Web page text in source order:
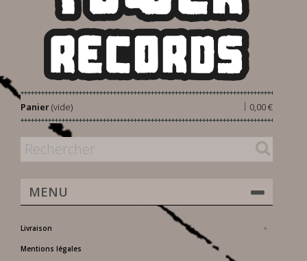
Panier 0,00 €
|
(vide)
MENU
Livraison
Mentions légales